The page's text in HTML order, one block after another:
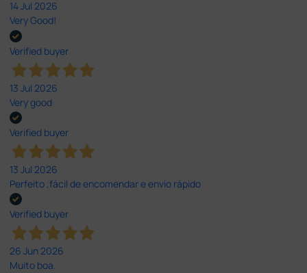
14 Jul 2026
Very Good!
Verified buyer
13 Jul 2026
Very good
Verified buyer
13 Jul 2026
Perfeito ,fácil de encomendar e envio rápido
Verified buyer
26 Jun 2026
Muito boa.